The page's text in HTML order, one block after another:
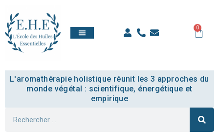
0
L'aromathérapie holistique réunit les 3 approches du
monde végétal : scientifique, énergétique et
empirique